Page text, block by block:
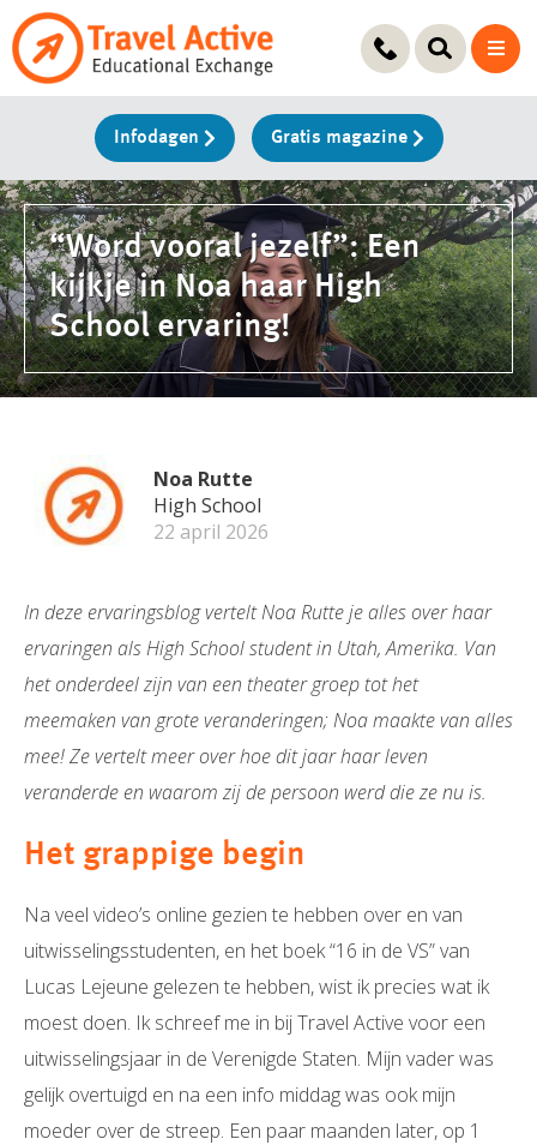
Ga
naar
Infodagen Gratis magazine
“Word vooral jezelf”: Een
kijkje in Noa haar High
School ervaring!
Noa Rutte
High School
22 april 2026
In deze ervaringsblog vertelt Noa Rutte je alles over haar
ervaringen als High School student in Utah, Amerika. Van
het onderdeel zijn van een theater groep tot het
meemaken van grote veranderingen; Noa maakte van alles
mee! Ze vertelt meer over hoe dit jaar haar leven
veranderde en waarom zij de persoon werd die ze nu is.
Het grappige begin
Na veel video’s online gezien te hebben over en van
uitwisselingsstudenten, en het boek “16 in de VS” van
Lucas Lejeune gelezen te hebben, wist ik precies wat ik
moest doen. Ik schreef me in bij Travel Active voor een
uitwisselingsjaar in de Verenigde Staten. Mijn vader was
gelijk overtuigd en na een info middag was ook mijn
moeder over de streep. Een paar maanden later, op 1